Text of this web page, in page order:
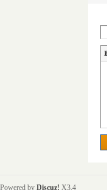
Powered by Discuz! X3.4